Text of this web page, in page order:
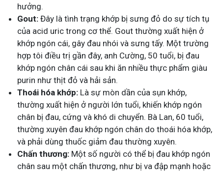
hưởng.
Gout: Đây là tình trạng khớp bị sưng đỏ do sự tích tụ
của acid uric trong cơ thể. Gout thường xuất hiện ở
khớp ngón cái, gây đau nhói và sưng tấy. Một trường
hợp tôi điều trị gần đây, anh Cường, 50 tuổi, bị đau
khớp ngón chân cái sau khi ăn nhiều thực phẩm giàu
purin như thịt đỏ và hải sản.
Thoái hóa khớp: Là sự mòn dần của sụn khớp,
thường xuất hiện ở người lớn tuổi, khiến khớp ngón
chân bị đau, cứng và khó di chuyển. Bà Lan, 60 tuổi,
thường xuyên đau khớp ngón chân do thoái hóa khớp,
và phải dùng thuốc giảm đau thường xuyên.
Chấn thương: Một số người có thể bị đau khớp ngón
chân sau một chấn thương, như bị va đập mạnh hoặc